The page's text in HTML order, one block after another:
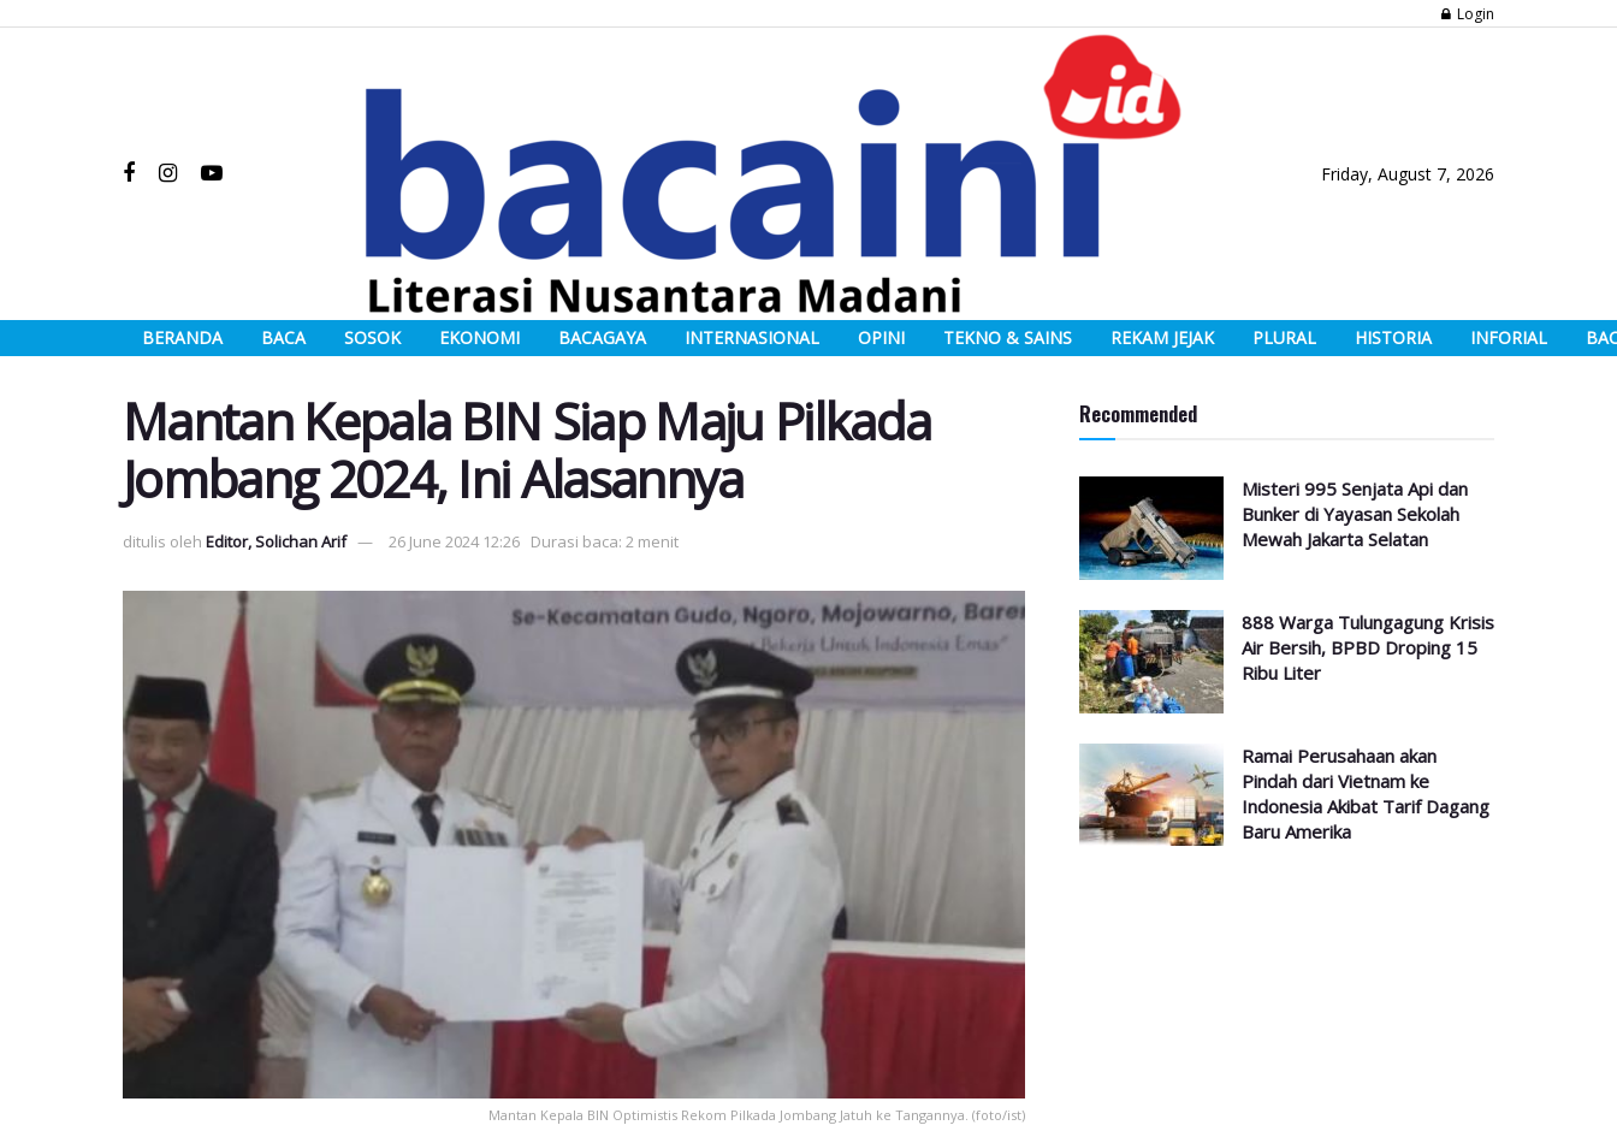
Login
Friday, August 7, 2026
BERANDA BACA SOSOK EKONOMI BACAGAYA INTERNASIONAL OPINI TEKNO & SAINS REKAM JEJAK PLURAL HISTORIA INFORIAL
Mantan Kepala BIN Siap Maju Pilkada
Jombang 2024, Ini Alasannya
ditulis oleh Editor, Solichan Arif 26 June 2024 12:26 Durasi baca: 2 menit
Mantan Kepala BIN Optimistis Rekom Pilkada Jombang Jatuh ke Tangannya. (foto/ist)
Recommended
Misteri 995 Senjata Api dan
Bunker di Yayasan Sekolah
Mewah Jakarta Selatan
888 Warga Tulungagung Krisis
Air Bersih, BPBD Droping 15
Ribu Liter
Ramai Perusahaan akan
Pindah dari Vietnam ke
Indonesia Akibat Tarif Dagang
Baru Amerika